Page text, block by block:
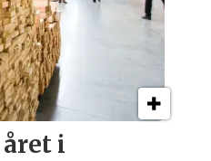
i